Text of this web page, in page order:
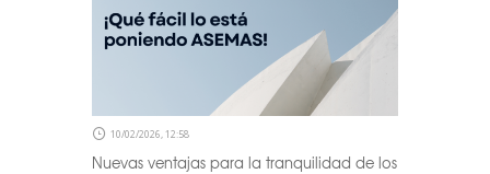
10/02/2026, 12:58
Nuevas ventajas para la tranquilidad de los